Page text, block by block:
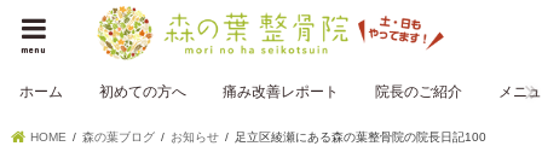
menu
ホーム 初めての方へ 痛み改善レポート 院長のご紹介 メニ
HOME 森の葉ブログ お知らせ 足立区綾瀬にある森の葉整骨院の院長日記100